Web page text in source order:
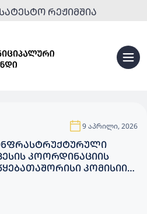
ᲠᲔᲟᲘᲛᲨᲘᲐ
9 აპრილი, 2026
ᲙᲝᲝᲠᲓᲘᲜᲐᲪᲘᲘᲡ
ᲙᲝᲛᲘᲡᲘᲘᲡ